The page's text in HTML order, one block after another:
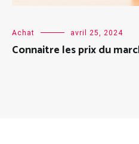
Achat avril 25, 2024
Connaitre les prix du